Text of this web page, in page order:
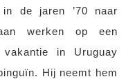
de jaren ’70 naar
werken op een
vakantie in Uruguay
Hij neemt hem